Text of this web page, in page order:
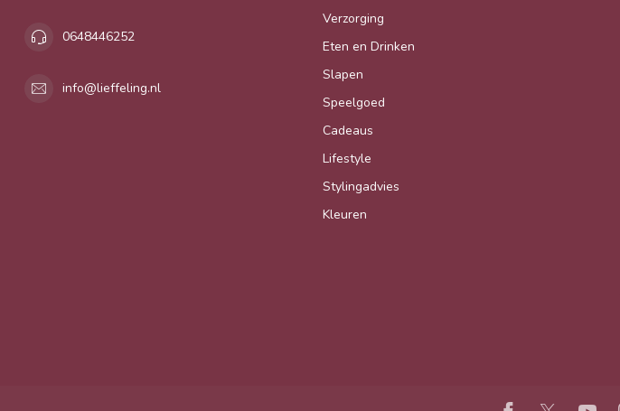
0648446252
info@lieffeling.nl
Verzorging
Eten en Drinken
Slapen
Speelgoed
Cadeaus
Lifestyle
Stylingadvies
Kleuren